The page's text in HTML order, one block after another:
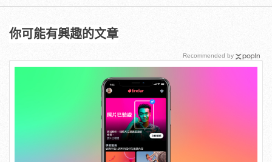
你可能有興趣的文章
Recommended by